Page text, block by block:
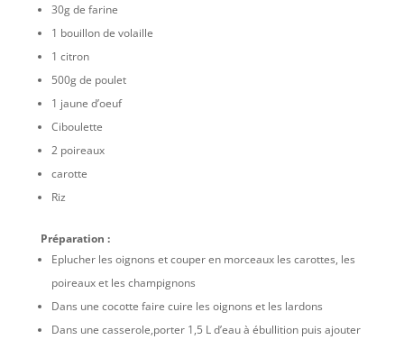
30g de farine
1 bouillon de volaille
1 citron
500g de poulet
1 jaune d’oeuf
Ciboulette
2 poireaux
carotte
Riz
Préparation :
Eplucher les oignons et couper en morceaux les carottes, les
poireaux et les champignons
Dans une cocotte faire cuire les oignons et les lardons
Dans une casserole,porter 1,5 L d’eau à ébullition puis ajouter